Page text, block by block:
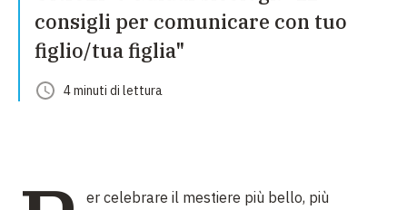
consigli per comunicare con tuo
figlio/tua figlia"
4minuti di lettura
er celebrare il mestiere più bello, più